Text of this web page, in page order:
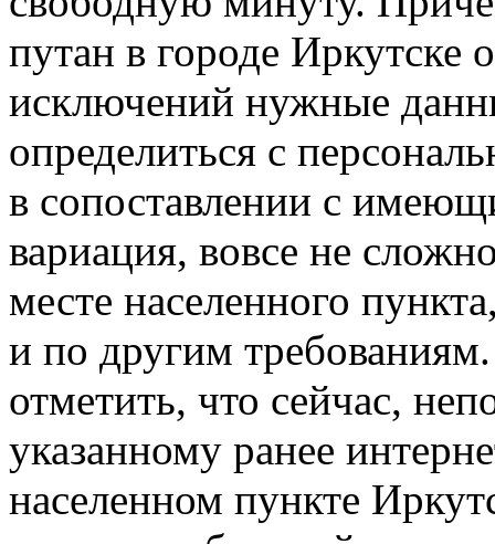
путан в городе Иркутске
исключений нужные
определиться с
в сопоставлении с
вариация, вовсе не
месте населенного
и по другим
отметить, что сейчас,
указанному ранее
населенном пункте